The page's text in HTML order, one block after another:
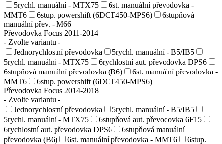
5rychl. manuální - MTX75
6st. manuální převodovka -
MMT6
6stup. powershift (6DCT450-MPS6)
6stupňová
manuální přev. - M66
Převodovka Focus 2011-2014
- Zvolte variantu -
Jednorychlostní převodovka
5rychl. manuální - B5/IB5
5rychl. manuální - MTX75
6rychlostní aut. převodovka DPS6
6stupňová manuální převodovka (B6)
6st. manuální převodovka -
MMT6
6stup. powershift (6DCT450-MPS6)
Převodovka Focus 2014-2018
- Zvolte variantu -
Jednorychlostní převodovka
5rychl. manuální - B5/IB5
5rychl. manuální - MTX75
6stupňová aut. převodovka 6F15
6rychlostní aut. převodovka DPS6
6stupňová manuální
převodovka (B6)
6st. manuální převodovka - MMT6
6stup.